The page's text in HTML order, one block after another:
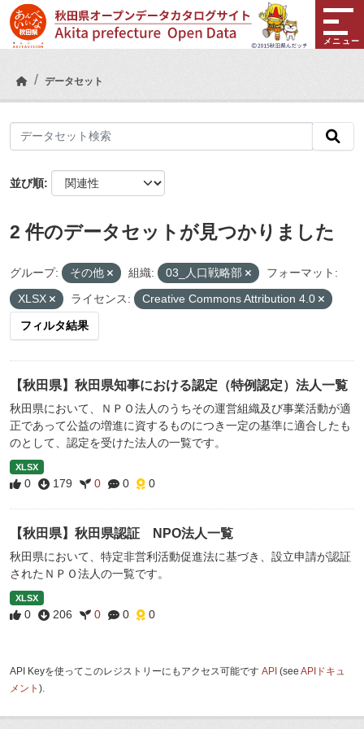
Skip to main content
メニュー
データセット
並び順
2 件のデータセットが見つかりました
グループ: その他 組織: 03_人口戦略部
フォーマット:
XLSX
ライセンス: Creative Commons Attribution 4.0
フィルタ結果
【秋田県】秋田県知事における認定（特例認定）法人一覧
秋田県において、ＮＰＯ法人のうちその運営組織及び事業活動が適
正であって公益の増進に資するものにつき一定の基準に適合したも
のとして、認定を受けた法人の一覧です。
XLSX
0 179 0 0 0
【秋田県】秋田県認証 NPO法人一覧
秋田県において、特定非営利活動促進法に基づき、設立申請が認証
されたＮＰＯ法人の一覧です。
XLSX
0 206 0 0 0
API Keyを使ってこのレジストリーにもアクセス可能です API (see APIドキュ
メント ).